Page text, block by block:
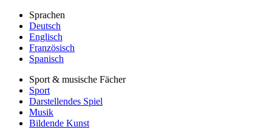
Sprachen
Deutsch
Englisch
Französisch
Spanisch
Sport & musische Fächer
Sport
Darstellendes Spiel
Musik
Bildende Kunst